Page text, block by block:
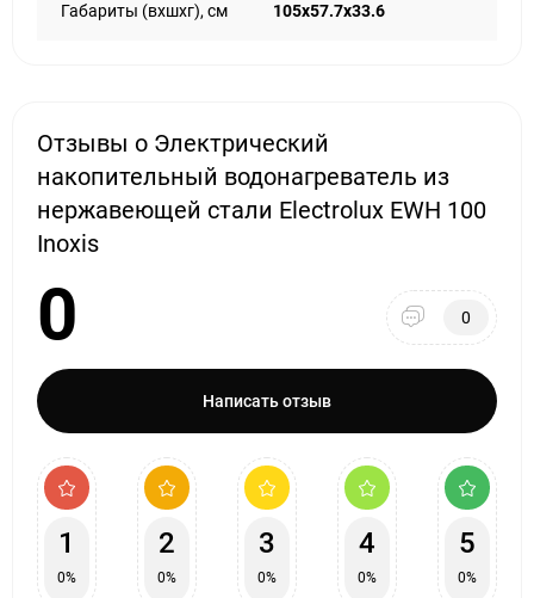
Габариты (вхшхг), см 105х57.7х33.6
Отзывы о Электрический
накопительный водонагреватель из
нержавеющей стали Electrolux EWH 100
Inoxis
0 0
Написать отзыв
1
0%
2
0%
3
0%
4
0%
5
0%